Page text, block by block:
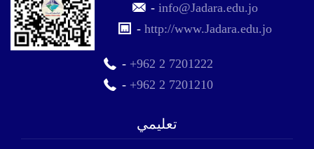
-info@Jadara.edu.jo
-http://www.Jadara.edu.jo
- +962 2 7201222
- +962 2 7201210
تعليمي